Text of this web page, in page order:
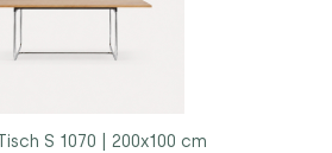
S 1070 | 200x100 cm